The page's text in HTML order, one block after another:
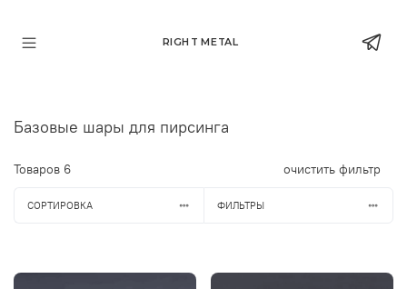
RIGHT METAL
Базовые шары для пирсинга
Товаров 6 очистить фильтр
СОРТИРОВКА ФИЛЬТРЫ